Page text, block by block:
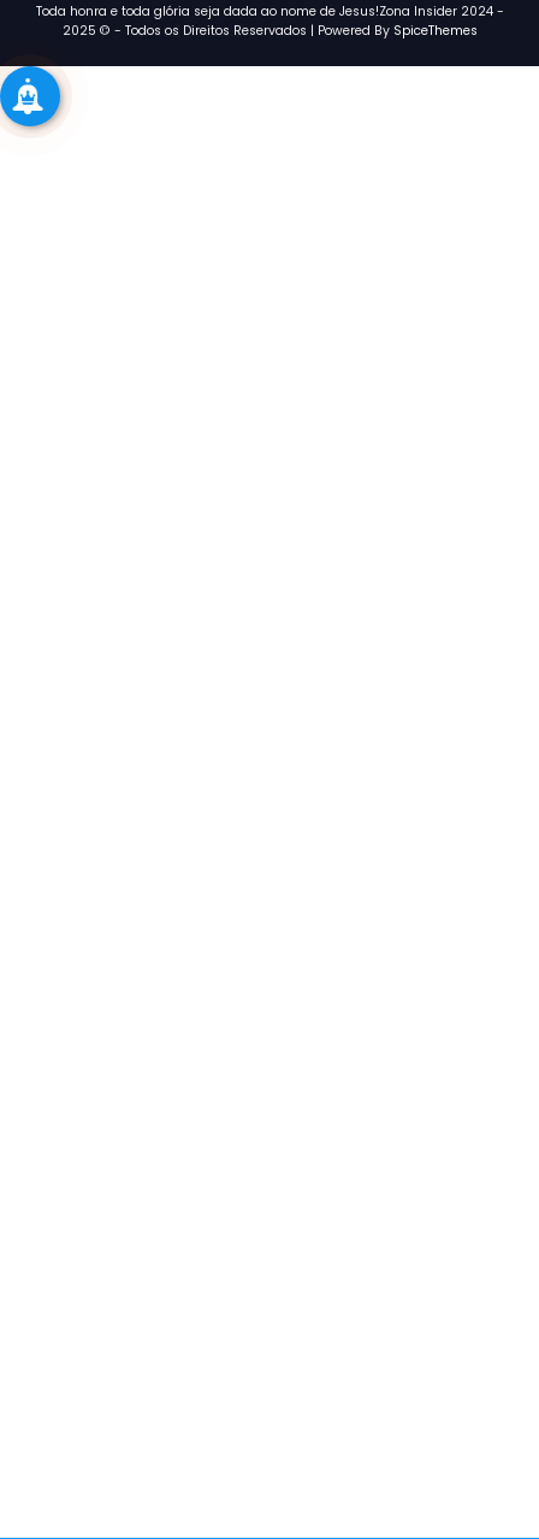
Toda honra e toda glória seja dada ao nome de Jesus!Zona Insider 2024 -
2025 © - Todos os Direitos Reservados | Powered By SpiceThemes